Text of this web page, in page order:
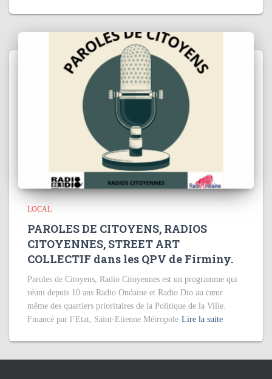
LOCAL
PAROLES DE CITOYENS, RADIOS
CITOYENNES, STREET ART
COLLECTIF dans les QPV de Firminy.
Paroles de Citoyens, Radio Citoyennes est un programme qui
réuni depuis 10 ans Radio Ondaine et Radio Dio au cœur
même des quartiers prioritaires de la Politique de la Ville.
Financé par l’Etat, Saint-Etienne Métropole Lire la suite